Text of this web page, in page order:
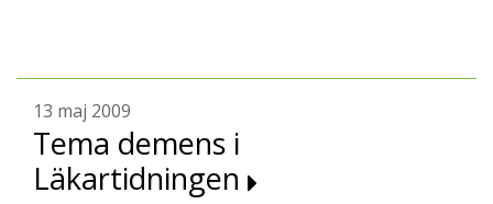
13 maj 2009
Tema demens i
Läkartidningen